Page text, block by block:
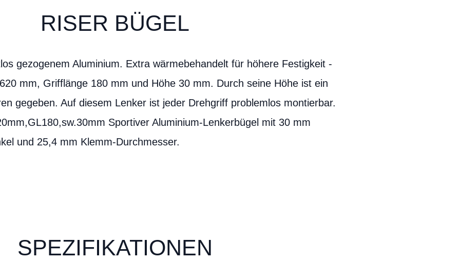
RISER BÜGEL
gezogenem Aluminium. Extra wärmebehandelt für höhere Festigkeit -
mm, Grifflänge 180 mm und Höhe 30 mm. Durch seine Höhe ist ein
gegeben. Auf diesem Lenker ist jeder Drehgriff problemlos montierbar.
Sportiver Aluminium-Lenkerbügel mit 30 mm
und 25,4 mm Klemm-Durchmesser.
SPEZIFIKATIONEN